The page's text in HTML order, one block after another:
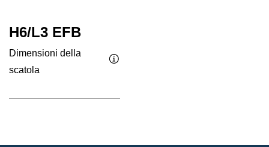
H6/L3 EFB
Dimensioni della
scatola